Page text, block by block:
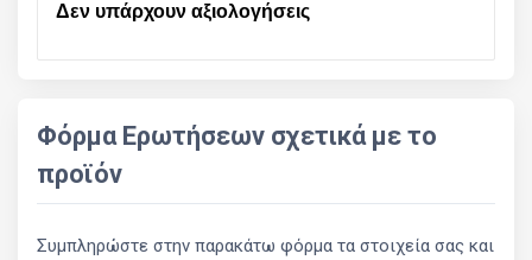
Δεν υπάρχουν αξιολογήσεις
Φόρμα Ερωτήσεων σχετικά με το
προϊόν
Συμπληρώστε στην παρακάτω φόρμα τα στοιχεία σας και